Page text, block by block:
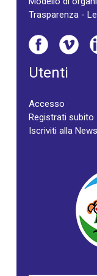
Trasparenza -
Utenti
Accesso
Registrati subito
Iscriviti alla